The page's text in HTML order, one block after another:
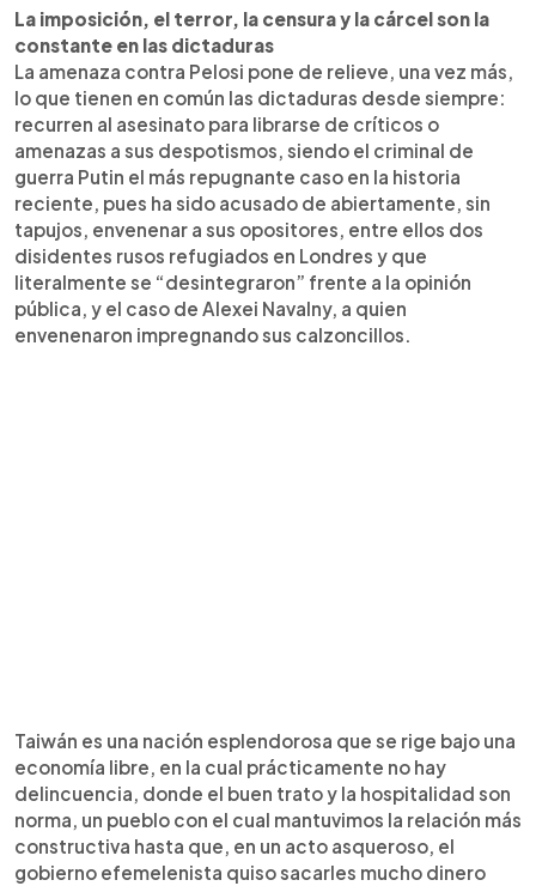
La imposición, el terror, la censura y la cárcel son la
constante en las dictaduras
La amenaza contra Pelosi pone de relieve, una vez más,
lo que tienen en común las dictaduras desde siempre:
recurren al asesinato para librarse de críticos o
amenazas a sus despotismos, siendo el criminal de
guerra Putin el más repugnante caso en la historia
reciente, pues ha sido acusado de abiertamente, sin
tapujos, envenenar a sus opositores, entre ellos dos
disidentes rusos refugiados en Londres y que
literalmente se “desintegraron” frente a la opinión
pública, y el caso de Alexei Navalny, a quien
envenenaron impregnando sus calzoncillos.
Taiwán es una nación esplendorosa que se rige bajo una
economía libre, en la cual prácticamente no hay
delincuencia, donde el buen trato y la hospitalidad son
norma, un pueblo con el cual mantuvimos la relación más
constructiva hasta que, en un acto asqueroso, el
gobierno efemelenista quiso sacarles mucho dinero